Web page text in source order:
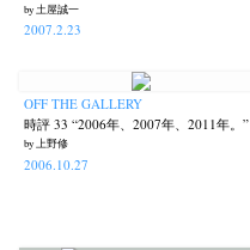
by 土屋誠一
2007.2.23
OFF THE GALLERY
時評 33 “2006年、2007年、2011年。”
by 上野修
2006.10.27